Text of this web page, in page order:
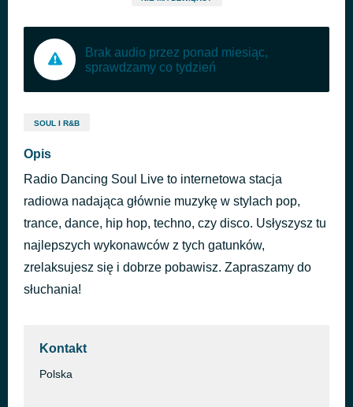
Brak audio przez ponad miesiąc,
sprawdzamy co tydzień
SOUL I R&B
Opis
Radio Dancing Soul Live to internetowa stacja
radiowa nadająca głównie muzykę w stylach pop,
trance, dance, hip hop, techno, czy disco. Usłyszysz tu
najlepszych wykonawców z tych gatunków,
zrelaksujesz się i dobrze pobawisz. Zapraszamy do
słuchania!
Kontakt
Polska